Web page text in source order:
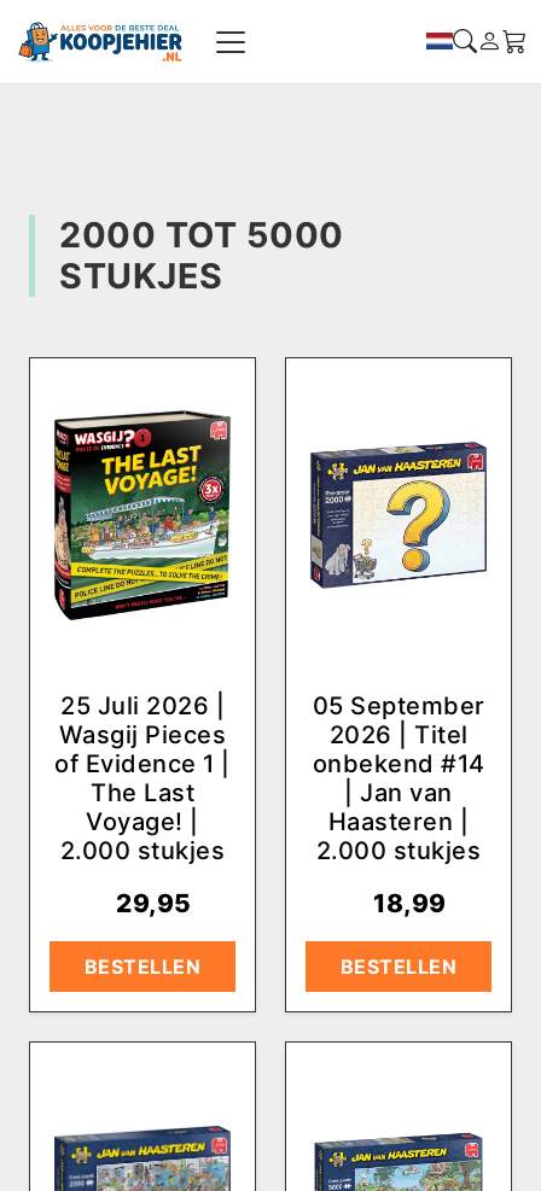
2000 TOT 5000
STUKJES
25 Juli 2026 |
Wasgij Pieces
of Evidence 1 |
The Last
Voyage! |
2.000 stukjes
29,95
BESTELLEN
05 September
2026 | Titel
onbekend #14
| Jan van
Haasteren |
2.000 stukjes
18,99
BESTELLEN